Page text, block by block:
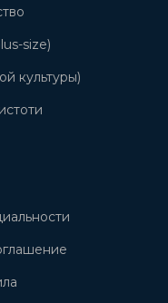
size)
культуры)